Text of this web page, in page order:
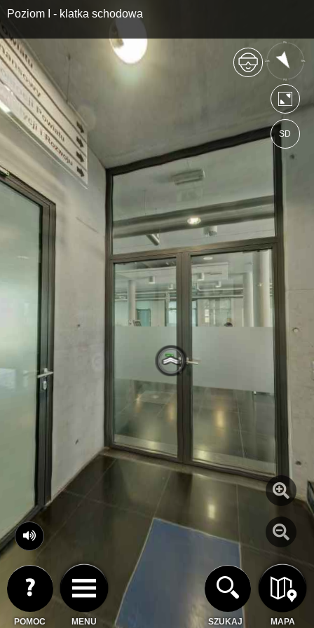
https://starostadpl.wkraj.pl
Mapa serwisu
Poziom I - klatka schodowa
MENU MAPA
POMOC
SD
SZUKAJ